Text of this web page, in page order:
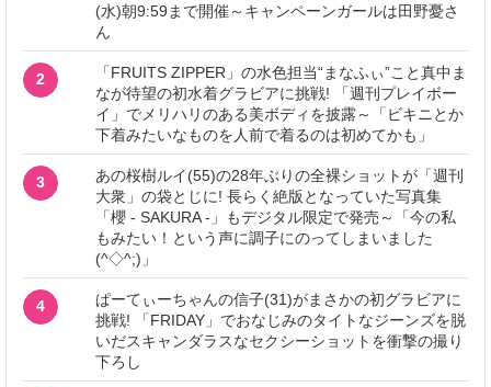
(水)朝9:59まで開催～キャンペーンガールは田野憂さ
ん
2
「FRUITS ZIPPER」の水色担当“まなふぃ”こと真中ま
なが待望の初水着グラビアに挑戦! 「週刊プレイボー
イ」でメリハリのある美ボディを披露～「ビキニとか
下着みたいなものを人前で着るのは初めてかも」
3
あの桜樹ルイ(55)の28年ぶりの全裸ショットが「週刊
大衆」の袋とじに! 長らく絶版となっていた写真集
「櫻 - SAKURA -」もデジタル限定で発売～「今の私
もみたい！という声に調子にのってしまいました
(^◇^;)」
4
ぱーてぃーちゃんの信子(31)がまさかの初グラビアに
挑戦! 「FRIDAY」でおなじみのタイトなジーンズを脱
いだスキャンダラスなセクシーショットを衝撃の撮り
下ろし